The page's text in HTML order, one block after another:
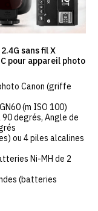
sans fil X
pour appareil photo
Canon (griffe
(m ISO 100)
degrés, Angle de
ou 4 piles alcalines
Ni-MH de 2
(batteries